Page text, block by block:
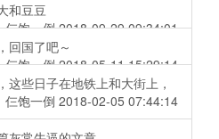
和豆豆
仨饱一倒 2018-09-29 09:34:01
回国了吧～
仨饱一倒 2018-05-11 15:29:14
这些日子在地铁上和大街上，
仨饱一倒 2018-02-05 07:44:14